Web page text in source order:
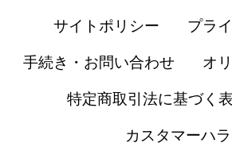
サイトポリシー プラ
手続き・お問い合わせ オ
特定商取引法に基づく
カスタマーハ